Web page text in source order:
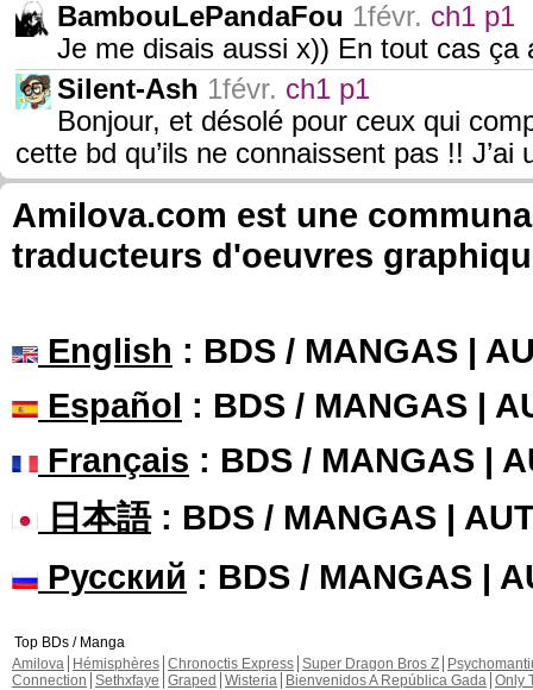
BambouLePandaFou 1févr. ch1 p1
Je me disais aussi x)) En tout cas ça
Silent-Ash 1févr. ch1 p1
Bonjour, et désolé pour ceux qui
cette bd qu’ils ne connaissent pas !!
Amilova.com est une
traducteurs d'oeuvres
English : BDS / MANGAS |
Español : BDS / MANGAS |
Français : BDS / MANGAS |
日本語: BDS / MANGAS |
Русский : BDS / MANGAS |
Top BDs / Manga
Amilova
Hémisphères Chronoctis Express Super Dragon Bros Z
Connection Sethxfaye Graped Wisteria Bienvenidos A República Gada Only